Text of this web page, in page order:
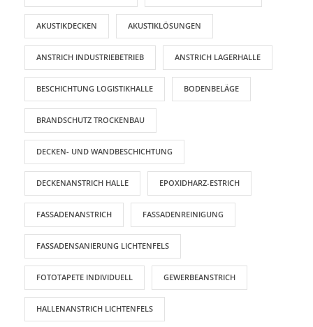
AKUSTIKDECKEN AKUSTIKLÖSUNGEN
ANSTRICH INDUSTRIEBETRIEB ANSTRICH LAGERHALLE
BESCHICHTUNG LOGISTIKHALLE BODENBELÄGE
BRANDSCHUTZ TROCKENBAU
DECKEN- UND WANDBESCHICHTUNG
DECKENANSTRICH HALLE EPOXIDHARZ-ESTRICH
FASSADENANSTRICH FASSADENREINIGUNG
FASSADENSANIERUNG LICHTENFELS
FOTOTAPETE INDIVIDUELL GEWERBEANSTRICH
HALLENANSTRICH LICHTENFELS